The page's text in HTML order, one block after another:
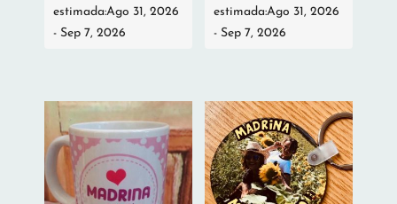
estimada:Ago 31, 2026
- Sep 7, 2026
estimada:Ago 31, 2026
- Sep 7, 2026